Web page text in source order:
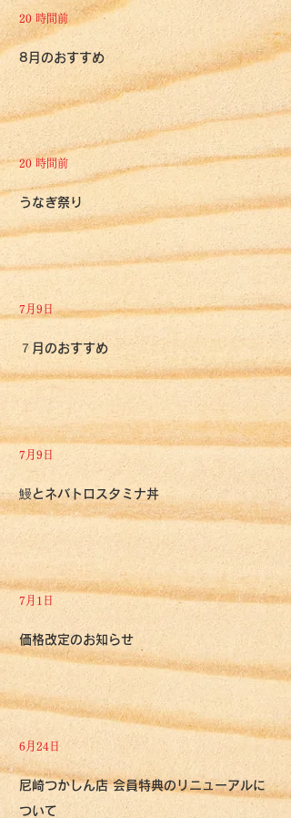
8月のおすすめ
20 時間前
うなぎ祭り
20 時間前
７月のおすすめ
7月9日
鰻とネバトロスタミナ丼
7月9日
価格改定のお知らせ
7月1日
尼崎つかしん店 会員特典のリニューアルに
ついて
6月24日